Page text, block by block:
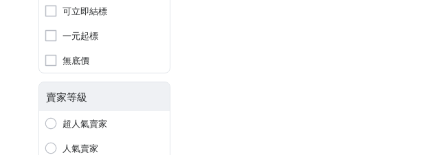
可立即結標
一元起標
無底價
賣家等級
超人氣賣家
人氣賣家